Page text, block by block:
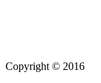
Copyright © 2016